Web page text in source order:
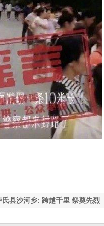
氏县沙河乡: 跨越千里 祭奠先烈